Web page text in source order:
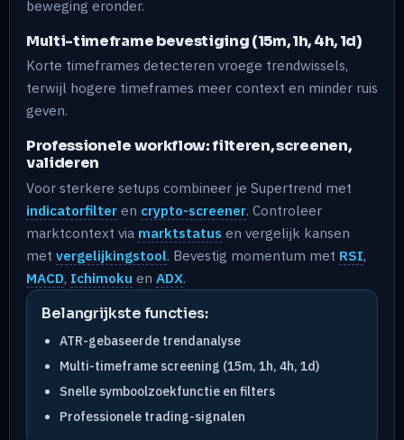
beweging eronder.
Multi-timeframe bevestiging (15m, 1h, 4h, 1d)
Korte timeframes detecteren vroege trendwissels,
terwijl hogere timeframes meer context en minder ruis
geven.
Professionele workflow: filteren, screenen,
valideren
Voor sterkere setups combineer je Supertrend met
indicatorfilter en crypto-screener. Controleer
marktcontext via marktstatus en vergelijk kansen
met vergelijkingstool. Bevestig momentum met RSI,
MACD, Ichimoku en ADX.
Belangrijkste functies:
ATR-gebaseerde trendanalyse
Multi-timeframe screening (15m, 1h, 4h, 1d)
Snelle symboolzoekfunctie en filters
Professionele trading-signalen